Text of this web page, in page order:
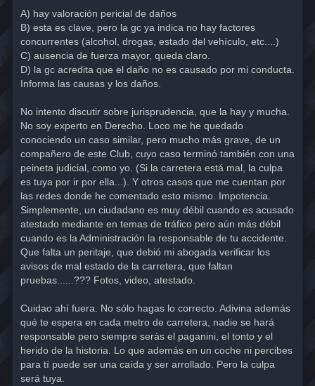
A) hay valoración pericial de daños
B) esta es clave, pero la gc ya indica no hay factores
concurrentes (alcohol, drogas, estado del vehículo, etc....)
C) ausencia de fuerza mayor, queda claro.
D) la gc acredita que el daño no es causado por mi conducta.
Informa las causas y los daños.
No intento discutir sobre jurisprudencia, que la hay y mucha.
No soy experto en Derecho. Loco me he quedado
conociendo un caso similar, pero mucho más grave, de un
compañero de este Club, cuyo caso terminó también con una
peineta judicial, como yo. (Si la carretera está mal, la culpa
es tuya por ir por ella...). Y otros casos que me cuentan por
las redes donde he comentado esto mismo. Impotencia.
Simplemente, un ciudadano es muy débil cuando es acusado
atestado mediante en temas de tráfico pero aún más débil
cuando es la Administración la responsable de tu accidente.
Que falta un peritaje, que debió mi abogada verificar los
avisos de mal estado de la carretera, que faltan
pruebas......??? Fotos, video, atestado.
Cuidao ahí fuera. No sólo hagas lo correcto. Adivina además
qué te espera en cada metro de carretera, nadie se hará
responsable pero siempre serás el paganini, el tonto y el
herido de la historia. Lo que además en un coche ni percibes
para tí puede ser una caída y ser arrollado. Pero la culpa
será tuya.